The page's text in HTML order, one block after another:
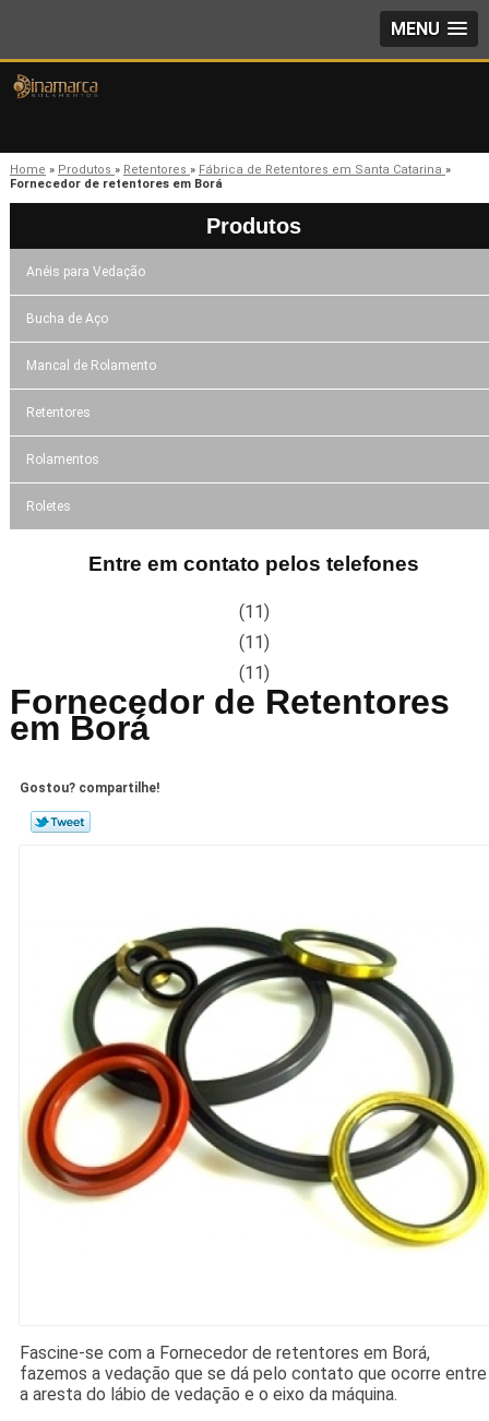
MENU
Home » Produtos » Retentores » Fábrica de Retentores em Santa Catarina »
Fornecedor de retentores em Borá
Produtos
Anéis para Vedação
Bucha de Aço
Mancal de Rolamento
Retentores
Rolamentos
Roletes
Entre em contato pelos telefones
(11)
(11)
(11)
Fornecedor de Retentores
em Borá
Gostou? compartilhe!
Fascine-se com a Fornecedor de retentores em Borá,
fazemos a vedação que se dá pelo contato que ocorre entre
a aresta do lábio de vedação e o eixo da máquina.